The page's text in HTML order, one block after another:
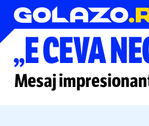
Înot
„E CEVA
Mesaj